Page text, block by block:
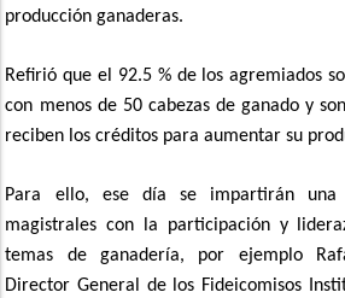
producción ganaderas.
Refirió que el 92.5 % de los agremiados
con menos de 50 cabezas de ganado y
reciben los créditos para aumentar su
Para ello, ese día se impartirán una
magistrales con la participación y
temas de ganadería, por ejemplo
Director General de los Fideicomisos